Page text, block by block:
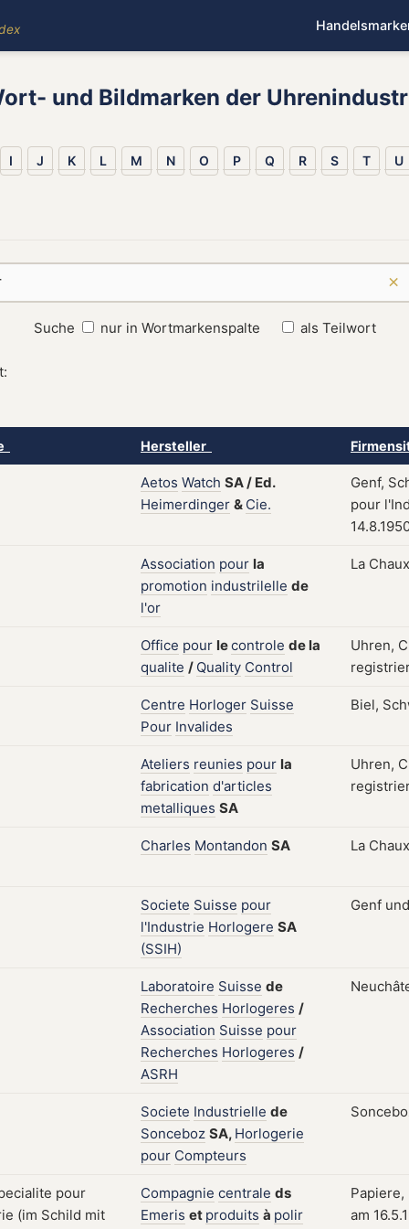
und Bildmarken der
I J K L M N O P Q R S T U
×
Suche nur in Wortmarkenspalte als Teilwort
Hersteller
Aetos Watch SA/ Ed.
Heimerdinger & Cie.
Genf,
pour
Association pour la
promotion industrilelle de
l'or
La
Office pour lecontrole de la
qualite / Quality Control
Uhren,
Centre Horloger Suisse
Pour Invalides
Biel,
Ateliers reunies pour la
fabrication d'articles
metalliques SA
Uhren,
Charles Montandon SA La
Societe Suisse pour
l'Industrie Horlogere SA
(SSIH)
Genf
Laboratoire Suisse de
Recherches Horlogeres /
Association Suisse pour
Recherches Horlogeres /
ASRH
Societe Industrielle de
Sonceboz SA, Horlogerie
pour Compteurs
Compagnie centrale ds
Emeris et produits à polir
am